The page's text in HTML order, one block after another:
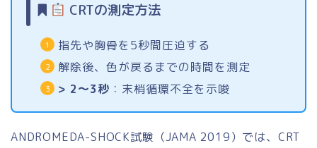
CRTの測定方法
指先や胸骨を5秒間圧迫する
解除後、色が戻るまでの時間を測定
> 2〜3秒 ：末梢循環不全を示唆
ANDROMEDA-SHOCK試験（JAMA 2019）では、CRT